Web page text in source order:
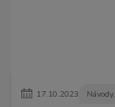
17.10.2023